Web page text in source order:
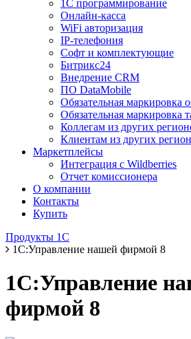
1С программирование
Онлайн-касса
WiFi авторизация
IP-телефония
Софт и комплектующие
Битрикс24
Внедрение CRM
ПО DataMobile
Обязательная маркировка
Обязательная маркировка
Коллегам из других
Клиентам из других
Маркетплейсы
Интеграция с Wildberries
Отчет комиссионера
О компании
Контакты
Купить
Продукты 1С
1С:Управление нашей фирмой 8
1С:Управление
фирмой 8